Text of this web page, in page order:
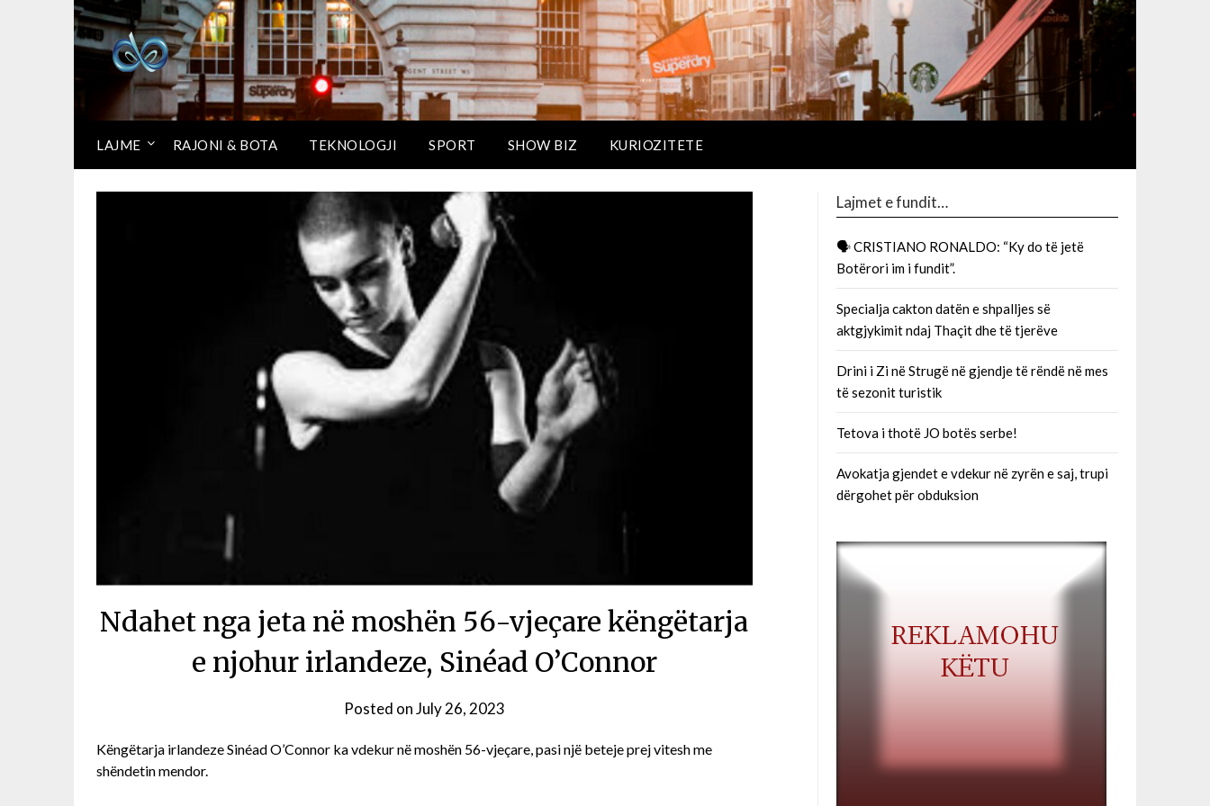
LAJME RAJONI & BOTA TEKNOLOGJI SPORT SHOW BIZ KURIOZITETE
Ndahet nga jeta në moshën 56-vjeçare këngëtarja
e njohur irlandeze, Sinéad O’Connor
Posted onJuly 26, 2023
Këngëtarja irlandeze Sinéad O’Connor ka vdekur në moshën 56-vjeçare, pasi një beteje prej vitesh me
shëndetin mendor.
Lajmet e fundit…
🗣 CRISTIANO RONALDO: “Ky do të jetë
Botërori im i fundit”.
Specialja cakton datën e shpalljes së
aktgjykimit ndaj Thaçit dhe të tjerëve
Drini i Zi në Strugë në gjendje të rëndë në mes
të sezonit turistik
Tetova i thotë JO botës serbe!
Avokatja gjendet e vdekur në zyrën e saj, trupi
dërgohet për obduksion